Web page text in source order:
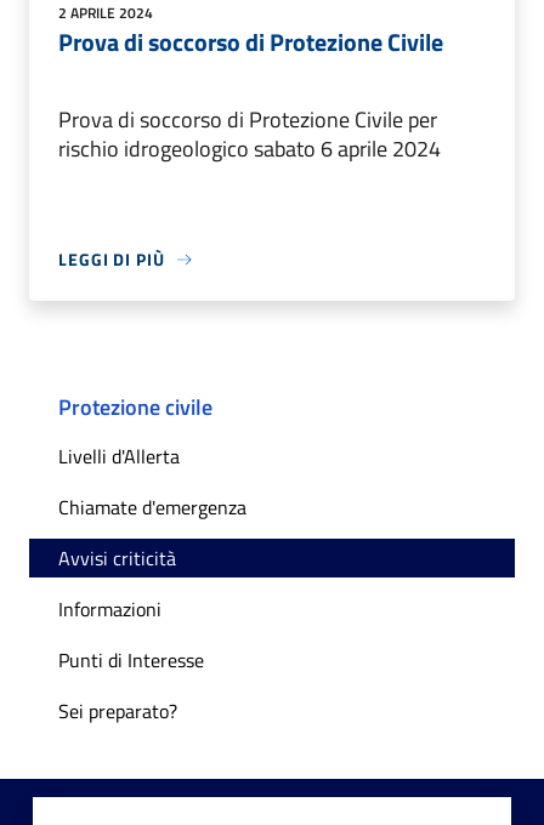
2 APRILE 2024
Prova di soccorso di Protezione Civile
Prova di soccorso di Protezione Civile per
rischio idrogeologico sabato 6 aprile 2024
LEGGI DI PIÙ
Protezione civile
Livelli d'Allerta
Chiamate d'emergenza
Avvisi criticità
Informazioni
Punti di Interesse
Sei preparato?